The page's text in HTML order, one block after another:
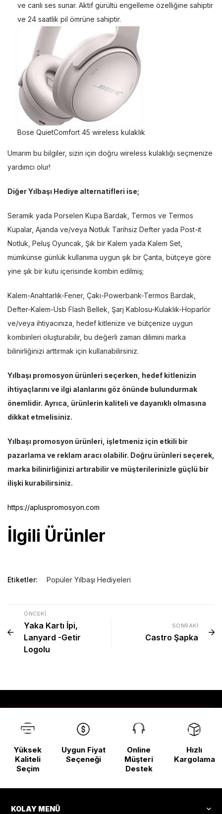
ve canlı ses sunar. Aktif gürültü engelleme özelliğine sahiptir
ve 24 saatlik pil ömrüne sahiptir.
Bose QuietComfort 45 wireless kulaklık
Umarım bu bilgiler, sizin için doğru wireless kulaklığı seçmenize
yardımcı olur!
Diğer Yılbaşı Hediye alternatifleri ise;
Seramik yada Porselen Kupa Bardak, Termos ve Termos
Kupalar, Ajanda ve/veya Notluk Tarihsiz Defter yada Post-it
Notluk, Peluş Oyuncak, Şık bir Kalem yada Kalem Set,
mümkünse günlük kullanıma uygun şık bir Çanta, bütçeye göre
yine şık bir kutu içerisinde kombin edilmiş;
Kalem-Anahtarlık-Fener, Çakı-Powerbank-Termos Bardak,
Defter-Kalem-Usb Flash Bellek, Şarj Kablosu-Kulaklık-Hoparlör
ve/veya ihtiyacınıza, hedef kitlenize ve bütçenize uygun
kombinleri oluşturabilir, bu değerli zaman dilimini marka
bilinirliğinizi arttırmak için kullanabilirsiniz.
Yılbaşı promosyon ürünleri seçerken, hedef kitlenizin
ihtiyaçlarını ve ilgi alanlarını göz önünde bulundurmak
önemlidir. Ayrıca, ürünlerin kaliteli ve dayanıklı olmasına
dikkat etmelisiniz.
Yılbaşı promosyon ürünleri, işletmeniz için etkili bir
pazarlama ve reklam aracı olabilir. Doğru ürünleri seçerek,
marka bilinirliğinizi artırabilir ve müşterilerinizle güçlü bir
ilişki kurabilirsiniz.
https://apluspromosyon.com
İlgili Ürünler
Etiketler: Popüler Yılbaşı Hediyeleri
ÖNCEKI
Yaka Kartı İpi,
Lanyard -Getir
Logolu
SONRAKI
Castro Şapka
Yüksek
Kaliteli
Seçim
Uygun Fiyat
Seçeneği
Online
Müşteri
Destek
Hızlı
Kargolama
KOLAY MENÜ